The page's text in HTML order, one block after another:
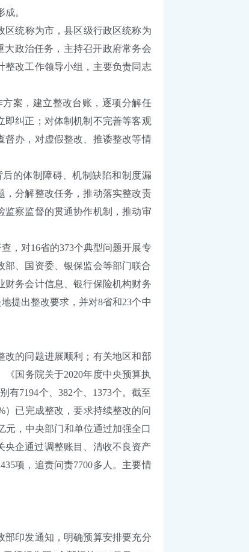
。
统称为市，县区级行政区统称为
政治任务，主持召开政府常务会
整改工作领导小组，主要负责同志
案，建立整改台账，逐项分解任
即纠正；对体制机制不完善等客观
督办，对虚假整改、推诿整改等情
的体制障碍、机制缺陷和制度漏
，分解整改任务，推动落实整改责
监察监督的贯通协作机制，推动审
，对16省的373个典型问题开展专
、国资委、银保监会等部门联合
财务会计信息、银行保险机构财务
提出整改要求，并对8省和23个中
的问题进展顺利；有关地区和部
国务院关于2020年度中央预算执
7194个、382个、1373个。截至
）已完成整改，要求持续整改的问
元，中央部门和单位通过加强全口
央企通过调整账目、清收不良资产
项，追责问责7700多人。主要情
印发通知，明确预算安排要充分